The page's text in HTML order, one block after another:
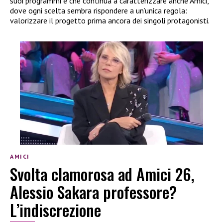
dove ogni scelta sembra rispondere a un’unica regola:
valorizzare il progetto prima ancora dei singoli protagonisti.
AMICI
Svolta clamorosa ad Amici 26,
Alessio Sakara professore?
L’indiscrezione